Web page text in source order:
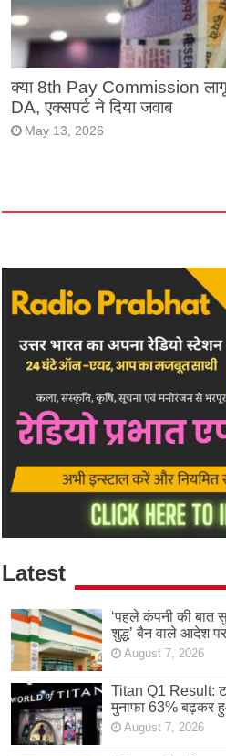
क्या 8th Pay Commission लागू
DA, एक्सपर्ट ने दिया जवाब
May 13, 2026
Latest
‘पहले कंपनी की बात
शुद्ध’ बैन वाले आदेश
August 7, 2026
Titan Q1 Result:
मुनाफा 63% बढ़कर
August 7, 2026